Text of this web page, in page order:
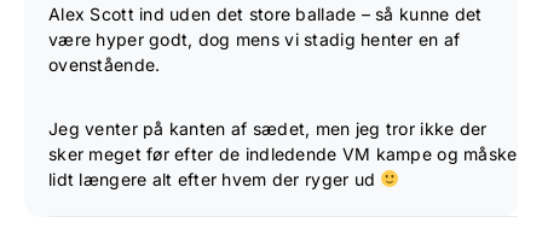
Alex Scott ind uden det store ballade – så kunne det
være hyper godt, dog mens vi stadig henter en af
ovenstående.
Jeg venter på kanten af sædet, men jeg tror ikke der
sker meget før efter de indledende VM kampe og måske
lidt længere alt efter hvem der ryger ud